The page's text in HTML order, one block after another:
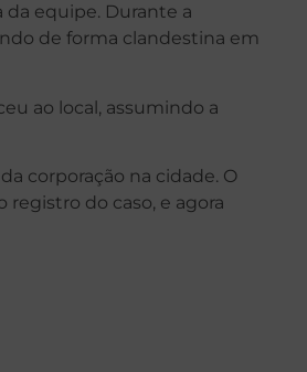
equipe. Durante a
de forma clandestina em
ao local, assumindo a
corporação na cidade. O
do caso, e agora